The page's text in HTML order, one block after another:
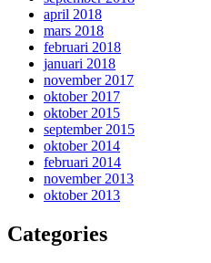
april 2018
mars 2018
februari 2018
januari 2018
november 2017
oktober 2017
oktober 2015
september 2015
oktober 2014
februari 2014
november 2013
oktober 2013
Categories